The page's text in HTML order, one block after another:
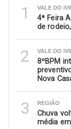
1 VALE DO
4ª Feira
de
2 VALE DO
8ºBPM
Nova
3 REGIÃO
Chuva
média